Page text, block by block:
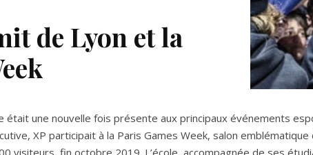
de Lyon et la
était une nouvelle fois présente aux principaux événements
XP participait à la Paris Games Week, salon
visiteurs, fin octobre 2019. L’école, accompagnée de ses